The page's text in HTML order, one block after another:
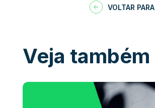
VOLTAR
Veja também